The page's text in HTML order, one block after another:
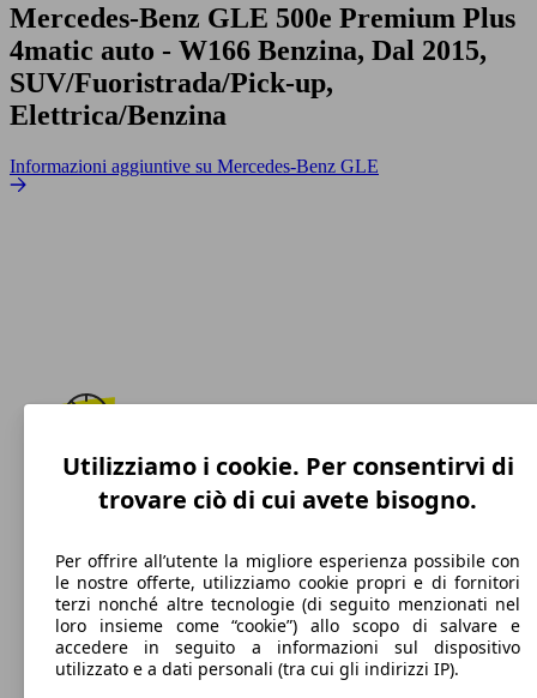
Mercedes-Benz GLE 500e Premium Plus
4matic auto - W166 Benzina, Dal 2015,
SUV/Fuoristrada/Pick-up,
Elettrica/Benzina
Informazioni aggiuntive su Mercedes-Benz GLE
245 km/h
Velocità massima
Elettrica/Benzina
Carburante
Utilizziamo i cookie. Per consentirvi di
trovare ciò di cui avete bisogno.
Per offrire all’utente la migliore esperienza possibile con
le nostre offerte, utilizziamo cookie propri e di fornitori
terzi nonché altre tecnologie (di seguito menzionati nel
loro insieme come “cookie”) allo scopo di salvare e
accedere in seguito a informazioni sul dispositivo
utilizzato e a dati personali (tra cui gli indirizzi IP).